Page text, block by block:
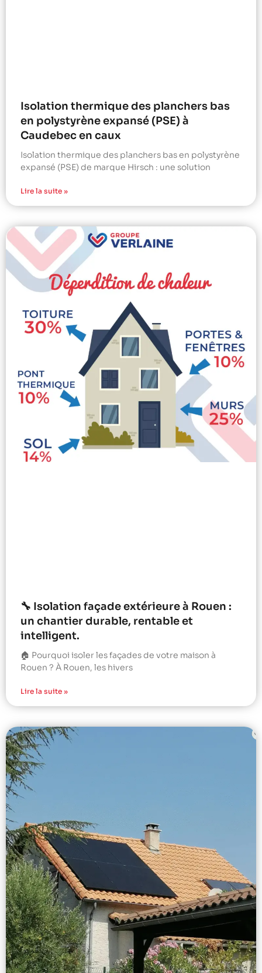
Isolation thermique des planchers bas
en polystyrène expansé (PSE) à
Caudebec en caux
Isolation thermique des planchers bas en polystyrène
expansé (PSE) de marque Hirsch : une solution
Lire la suite »
🔧 Isolation façade extérieure à Rouen :
un chantier durable, rentable et
intelligent.
🏠 Pourquoi isoler les façades de votre maison à
Rouen ? À Rouen, les hivers
Lire la suite »